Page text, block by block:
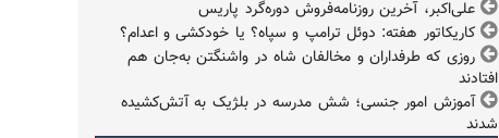
علی‌اکبر، آخرین روزنامه‌فروش دوره‌گرد پاریس
کاریکاتور هفته: دوئل ترامپ و سپاه؟ یا خودکشی و اعدام؟
روزی که طرفداران و مخالفان شاه در واشنگتن به‌جان هم
افتادند
آموزش امور جنسی؛‌ شش مدرسه در بلژیک به آتش‌کشیده
شدند